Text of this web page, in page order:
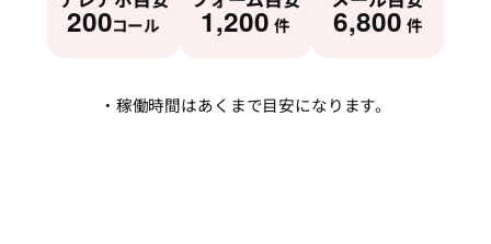
200コール 1,200 件 6,800 件
・稼働時間はあくまで目安になります。